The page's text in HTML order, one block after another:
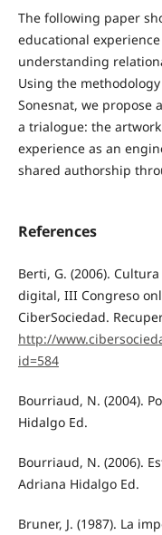
The following paper
educational
understanding
Using the
Sonesnat, we propose
a trialogue: the
experience as an
shared authorship
References
Berti, G. (2006).
digital, III Congreso
CiberSociedad.
http://
id=584
Bourriaud, N. (2004).
Hidalgo Ed.
Bourriaud, N. (2006).
Adriana Hidalgo Ed.
Bruner, J. (1987). La